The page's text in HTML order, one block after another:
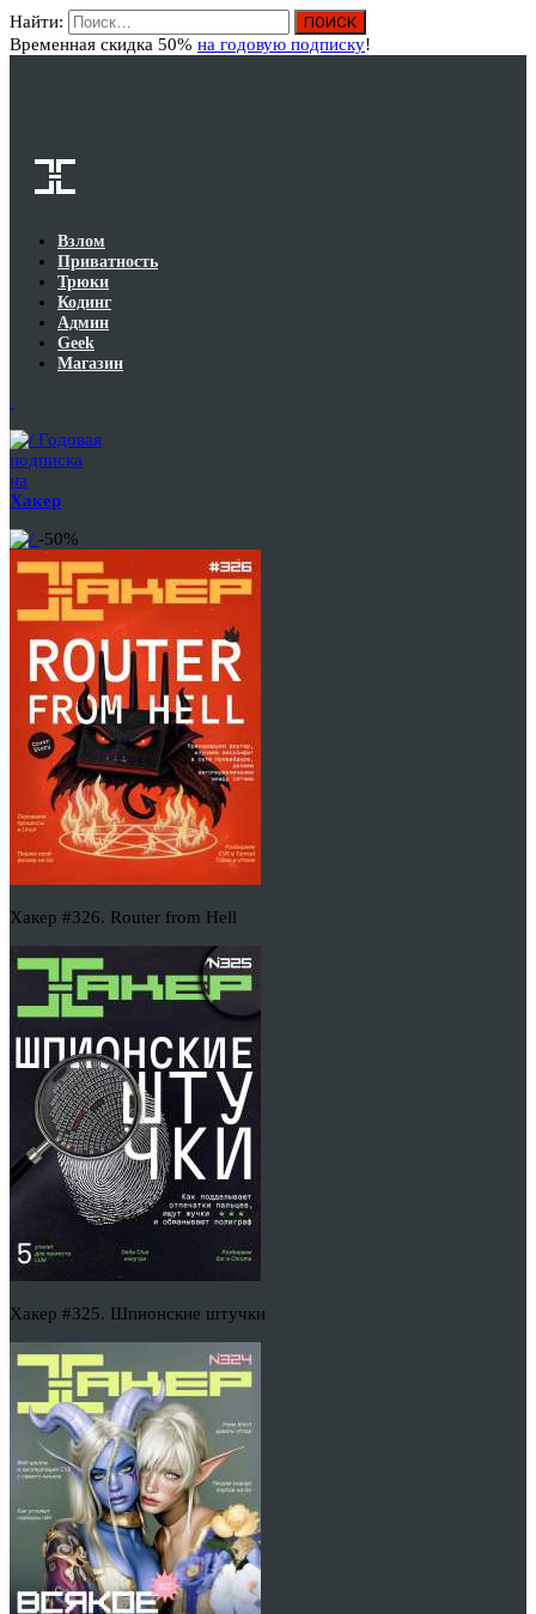
Найти:
Временная скидка 50% на годовую подписку!
Взлом
Приватность
Трюки
Кодинг
Админ
Geek
Магазин
Годовая
подписка
на
Хакер
-50%
Хакер #326. Router from Hell
Хакер #325. Шпионские штучки